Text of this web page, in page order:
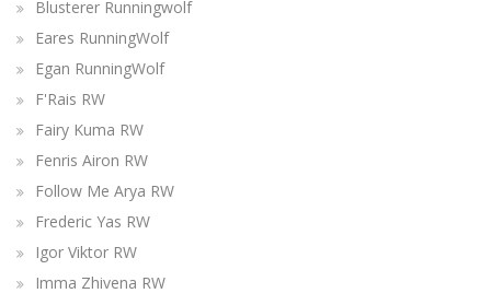
Blusterer Runningwolf
Eares RunningWolf
Egan RunningWolf
F'Rais RW
Fairy Kuma RW
Fenris Airon RW
Follow Me Arya RW
Frederic Yas RW
Igor Viktor RW
Imma Zhivena RW